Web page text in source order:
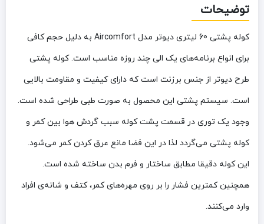
توضیحات
کوله پشتی 60 لیتری دیوتر مدل Aircomfort به دلیل حجم کافی
برای انواع برنامه‌های یک الی چند روزه مناسب است. کوله پشتی
طرح دیوتر از جنس برزنت است که دارای کیفیت و مقاومت بالایی
است. سیستم پشتی این محصول به صورت طبی طراحی شده است.
وجود یک توری در قسمت پشت کوله سبب گردش هوا بین کمر و
کوله پشتی می‌گردد لذا در این فضا مانع عرق کردن کمر می‌شود.
این کوله دقیقا مطابق ساختار و فرم بدن ساخته شده است.
همچنین کمترین فشار را بر روی مهره‌های کمر، کتف و شانه‌ی افراد
وارد می‌کنند.